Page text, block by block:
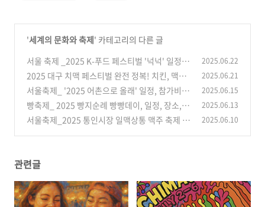
'세계의 문화와 축제' 카테고리의 다른 글
서울 축제 _2025 K-푸드 페스티벌 '넉넉' 일정,
한국의 맛과 문화 체험
(20)
2025.06.22
2025 대구 치맥 페스티벌 완전 정복! 치킨, 맥주
그리고 워터 EDM 대환장 파티
(26)
2025.06.21
서울축제_ '2025 어촌으로 올래' 일정, 참가비 무
료, 완벽가이드
(40)
2025.06.15
빵축제_ 2025 빵지순례 빵빵데이, 일정, 장소, 프
로그램 총정리 (21)
2025.06.13
서울축제_2025 통인시장 일맥상통 맥주 축제 (B
2025.06.10
관련글